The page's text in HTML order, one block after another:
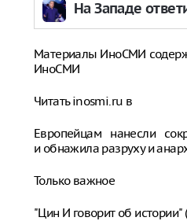
На Западе
Материалы ИноСМИ
ИноСМИ
Читать inosmi.ru в
Европейцам нанесли
и обнажила разруху и
Только важное
"Цин И говорит об истории"